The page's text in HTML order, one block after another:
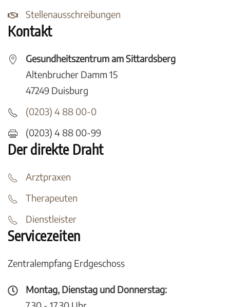
Stellenausschreibungen
Kontakt
Gesundheitszentrum am Sittardsberg
Altenbrucher Damm 15
47249 Duisburg
(0203) 4 88 00-0
(0203) 4 88 00-99
Der direkte Draht
Arztpraxen
Therapeuten
Dienstleister
Servicezeiten
Zentralempfang Erdgeschoss
Montag, Dienstag und Donnerstag: